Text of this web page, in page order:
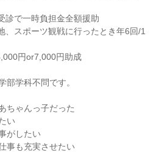
診で一時負担金全額援助
、スポーツ観戦に行ったとき年6回/1
円or7,000円助成
部学科不問です。
ちゃんっ子だった
い
がしたい
事も充実させたい